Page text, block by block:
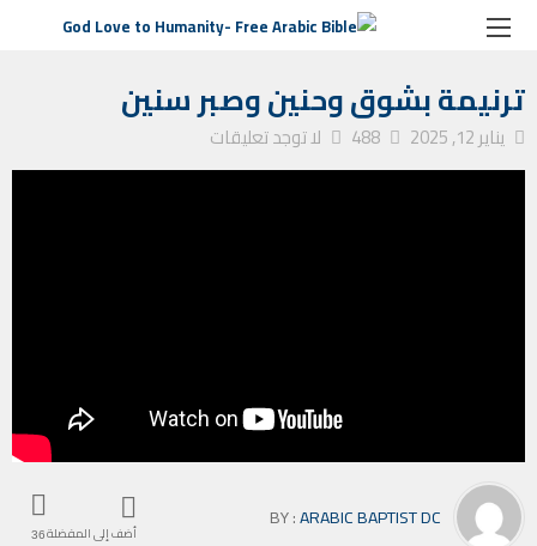
الصفحة الرئيسية ترانيم كنيسة ترنيمة بشوق وحنين وصبر سنين
ترنيمة بشوق وحنين وصبر سنين
يناير 12, 2025 488 لا توجد تعليقات
أضف إلى المفضلة36
BY :ARABIC BAPTIST DC